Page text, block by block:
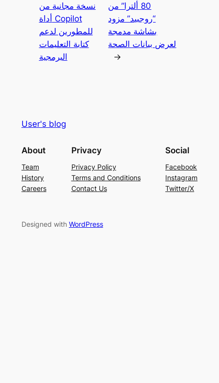
نسخة مجانية من
أداة Copilot
للمطورين لدعم
كتابة التعليمات
البرمجية
80 ألترا” من
“روجبيد” مزود
بشاشة مدمجة
لعرض بيانات الصحة
→
User's blog
About
Team
History
Careers
Privacy
Privacy Policy
Terms and Conditions
Contact Us
Social
Facebook
Instagram
Twitter/X
Designed with WordPress